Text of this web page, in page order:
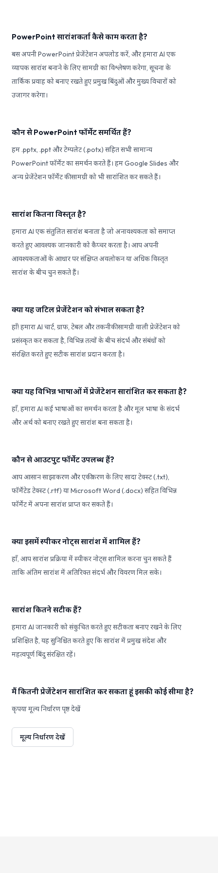
PowerPoint सारांशकर्ता कैसे काम करता है?
बस अपनी PowerPoint प्रेजेंटेशन अपलोड करें, और हमारा AI एक
व्यापक सारांश बनाने के लिए सामग्री का विश्लेषण करेगा, सूचना के
तार्किक प्रवाह को बनाए रखते हुए प्रमुख बिंदुओं और मुख्य विचारों को
उजागर करेगा।
कौन से PowerPoint फॉर्मेट समर्थित हैं?
हम .pptx, .ppt और टेम्पलेट (.potx) सहित सभी सामान्य
PowerPoint फॉर्मेट का समर्थन करते हैं। हम Google Slides और
अन्य प्रेजेंटेशन फॉर्मेट की सामग्री को भी सारांशित कर सकते हैं।
सारांश कितना विस्तृत है?
हमारा AI एक संतुलित सारांश बनाता है जो अनावश्यकता को समाप्त
करते हुए आवश्यक जानकारी को कैप्चर करता है। आप अपनी
आवश्यकताओं के आधार पर संक्षिप्त अवलोकन या अधिक विस्तृत
सारांश के बीच चुन सकते हैं।
क्या यह जटिल प्रेजेंटेशन को संभाल सकता है?
हाँ! हमारा AI चार्ट, ग्राफ, टेबल और तकनीकी सामग्री वाली प्रेजेंटेशन को
प्रसंस्कृत कर सकता है, विभिन्न तत्वों के बीच संदर्भ और संबंधों को
संरक्षित करते हुए सटीक सारांश प्रदान करता है।
क्या यह विभिन्न भाषाओं में प्रेजेंटेशन सारांशित कर सकता है?
हाँ, हमारा AI कई भाषाओं का समर्थन करता है और मूल भाषा के संदर्भ
और अर्थ को बनाए रखते हुए सारांश बना सकता है।
कौन से आउटपुट फॉर्मेट उपलब्ध हैं?
आप आसान साझाकरण और एकीकरण के लिए सादा टेक्स्ट (.txt),
फॉर्मेटेड टेक्स्ट (.rtf) या Microsoft Word (.docx) सहित विभिन्न
फॉर्मेट में अपना सारांश प्राप्त कर सकते हैं।
क्या इसमें स्पीकर नोट्स सारांश में शामिल हैं?
हाँ, आप सारांश प्रक्रिया में स्पीकर नोट्स शामिल करना चुन सकते हैं
ताकि अंतिम सारांश में अतिरिक्त संदर्भ और विवरण मिल सके।
सारांश कितने सटीक हैं?
हमारा AI जानकारी को संकुचित करते हुए सटीकता बनाए रखने के लिए
प्रशिक्षित है, यह सुनिश्चित करते हुए कि सारांश में प्रमुख संदेश और
महत्वपूर्ण बिंदु संरक्षित रहें।
मैं कितनी प्रेजेंटेशन सारांशित कर सकता हूं इसकी कोई सीमा है?
कृपया मूल्य निर्धारण पृष्ठ देखें
मूल्य निर्धारण देखें